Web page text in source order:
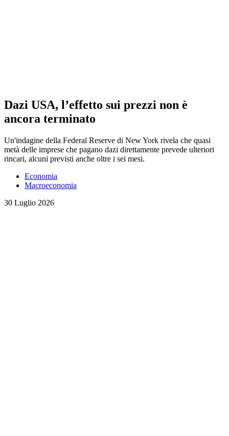
Dazi USA, l’effetto sui prezzi non è
ancora terminato
Un'indagine della Federal Reserve di New York rivela che quasi
metà delle imprese che pagano dazi direttamente prevede ulteriori
rincari, alcuni previsti anche oltre i sei mesi.
Economia
Macroeconomia
30 Luglio 2026